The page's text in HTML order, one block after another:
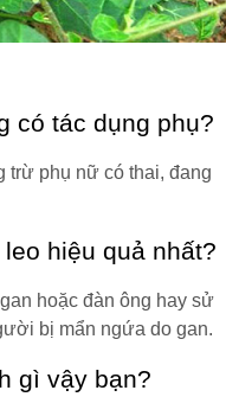
có tác dụng phụ?
trừ phụ nữ có thai, đang
hiệu quả nhất?
hoặc đàn ông hay sử
bị mẩn ngứa do gan.
gì vậy bạn?